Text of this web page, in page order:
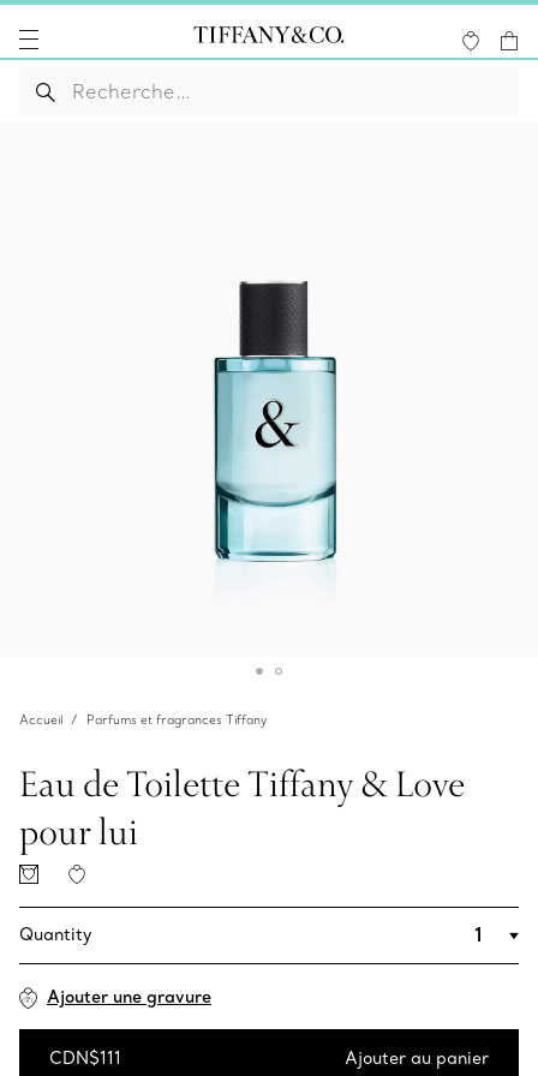
Accueil Parfums et fragrances Tiffany
Eau de Toilette Tiffany & Love
pour lui
Quantity
Ajouter une gravure
CDN$111 Ajouter au panier